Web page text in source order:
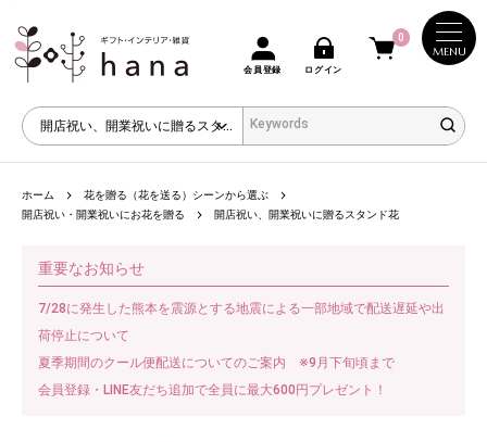
MENU
会員登録 ログイン
0
ホーム
花を贈る（花を送る）シーンから選ぶ
開店祝い・開業祝いにお花を贈る
開店祝い、開業祝いに贈るスタンド花
重要なお知らせ
7/28に発生した熊本を震源とする地震による一部地域で配送遅延や出
荷停止について
夏季期間のクール便配送についてのご案内 ※9月下旬頃まで
会員登録・LINE友だち追加で全員に最大600円プレゼント！